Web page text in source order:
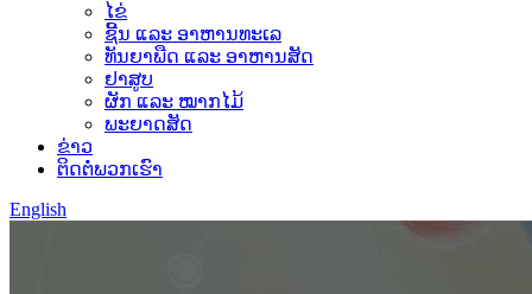
ໄຂ່
ຊີ້ນ ແລະ ອາຫານທະເລ
ທັນຍາພືດ ແລະ ອາຫານສັດ
ຢາສູບ
ຜັກ ແລະ ໝາກໄມ້
ພະຍາດສັດ
ຂ່າວ
ຕິດຕໍ່ພວກເຮົາ
English